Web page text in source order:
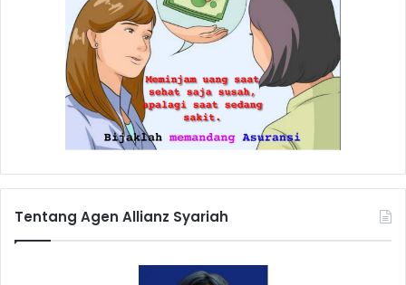
Tentang Agen Allianz Syariah